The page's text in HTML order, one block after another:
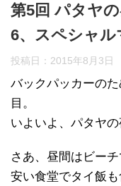
第5回 パタヤ
6、スペシャル
投稿日： 2015年8月3日
バックパッカーの
目。
いよいよ、パタヤの
さあ、昼間はビーチ
安い食堂でタイ飯も